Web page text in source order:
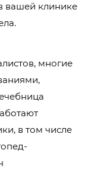
вашей клинике
многие
в том числе